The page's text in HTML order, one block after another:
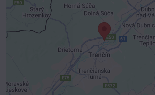
Externý obsah je blokovaný
Voľbami súkromia
Prajete si načítať externý obsah?
Povoliť tentokrát
Povoliť a zapamätať - súhlas s druhom
cookie: Funkčné